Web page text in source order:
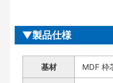
製品仕様
基材 MDF 枠